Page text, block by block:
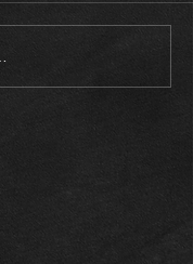
》2023モデ
スAMG